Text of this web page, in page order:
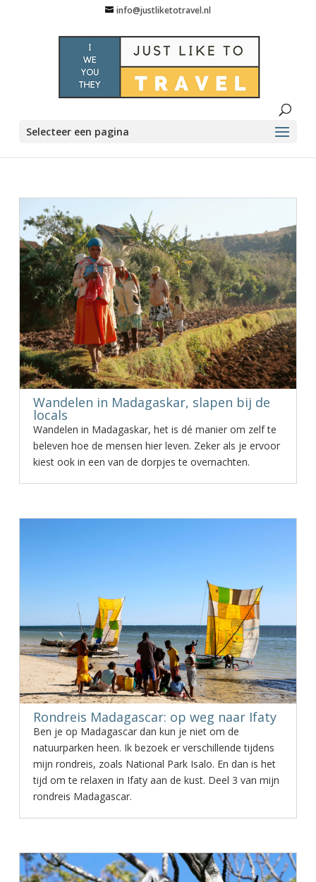
info@justliketotravel.nl
Selecteer een pagina
Wandelen in Madagaskar, slapen bij de
locals
Wandelen in Madagaskar, het is dé manier om zelf te
beleven hoe de mensen hier leven. Zeker als je ervoor
kiest ook in een van de dorpjes te overnachten.
Rondreis Madagascar: op weg naar Ifaty
Ben je op Madagascar dan kun je niet om de
natuurparken heen. Ik bezoek er verschillende tijdens
mijn rondreis, zoals National Park Isalo. En dan is het
tijd om te relaxen in Ifaty aan de kust. Deel 3 van mijn
rondreis Madagascar.